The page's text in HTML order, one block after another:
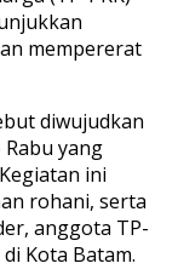
mempererat
diwujudkan
yang
ini
rohani, serta
anggota TP-
Kota Batam.